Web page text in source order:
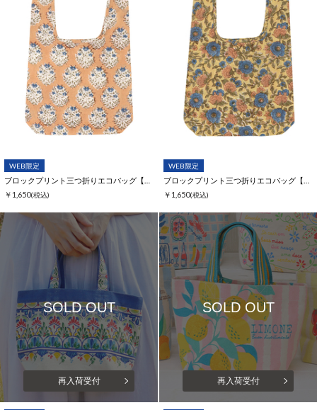
WEB限定
￥1,650(税込)
WEB限定
￥1,650(税込)
SOLD OUT
再入荷受付
SOLD OUT
再入荷受付